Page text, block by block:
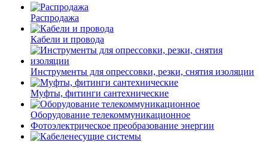
Распродажа
Кабели и провода
Инструменты для опрессовки, резки, снятия изоляции
Муфты, фитинги сантехнические
Оборудование телекоммуникационное
Фотоэлектрическое преобразование энергии